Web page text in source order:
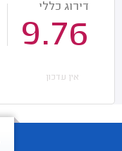
דירוג כללי
9.76
אין עדכון